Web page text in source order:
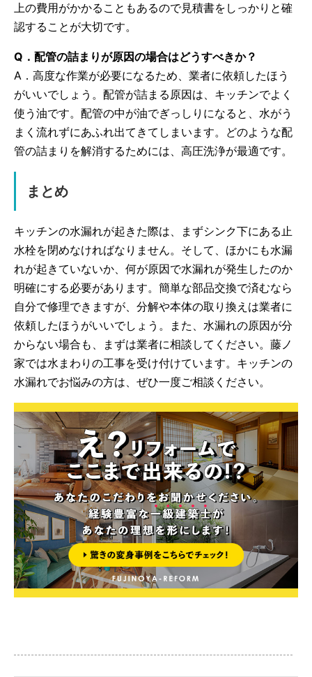
上の費用がかかることもあるので見積書をしっかりと確
認することが大切です。
Q．配管の詰まりが原因の場合はどうすべきか？
A．高度な作業が必要になるため、業者に依頼したほう
がいいでしょう。配管が詰まる原因は、キッチンでよく
使う油です。配管の中が油でぎっしりになると、水がう
まく流れずにあふれ出てきてしまいます。どのような配
管の詰まりを解消するためには、高圧洗浄が最適です。
まとめ
キッチンの水漏れが起きた際は、まずシンク下にある止
水栓を閉めなければなりません。そして、ほかにも水漏
れが起きていないか、何が原因で水漏れが発生したのか
明確にする必要があります。簡単な部品交換で済むなら
自分で修理できますが、分解や本体の取り換えは業者に
依頼したほうがいいでしょう。また、水漏れの原因が分
からない場合も、まずは業者に相談してください。藤ノ
家では水まわりの工事を受け付けています。キッチンの
水漏れでお悩みの方は、ぜひ一度ご相談ください。